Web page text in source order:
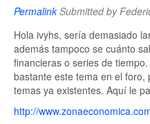
PermalinkSubmitted by
Hola ivyhs, sería demasiado
además tampoco se cuánto
financieras o series de
bastante este tema en el
temas ya existentes. Aquí le
http://